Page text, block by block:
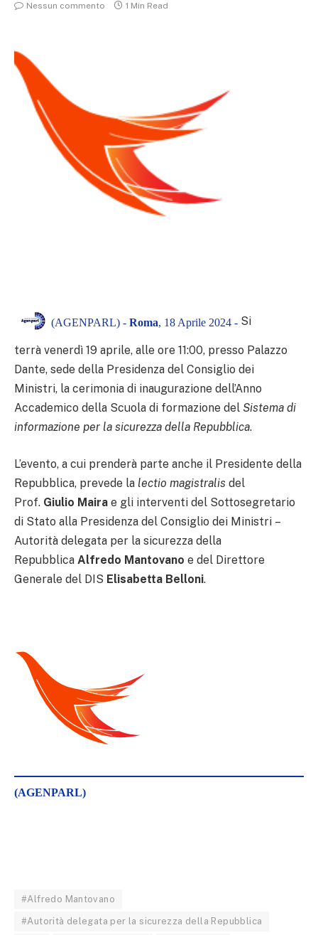
Nessun commento
1 Min Read
(AGENPARL) - Roma, 18 Aprile 2024 - Si
terrà venerdì 19 aprile, alle ore 11:00, presso Palazzo
Dante, sede della Presidenza del Consiglio dei
Ministri, la cerimonia di inaugurazione dell’Anno
Accademico della Scuola di formazione del Sistema di
informazione per la sicurezza della Repubblica.
L’evento, a cui prenderà parte anche il Presidente della
Repubblica, prevede la lectio magistralis del
Prof. Giulio Maira e gli interventi del Sottosegretario
di Stato alla Presidenza del Consiglio dei Ministri –
Autorità delegata per la sicurezza della
Repubblica Alfredo Mantovano e del Direttore
Generale del DIS Elisabetta Belloni.
(AGENPARL)
#Alfredo Mantovano
#Autorità delegata per la sicurezza della Repubblica